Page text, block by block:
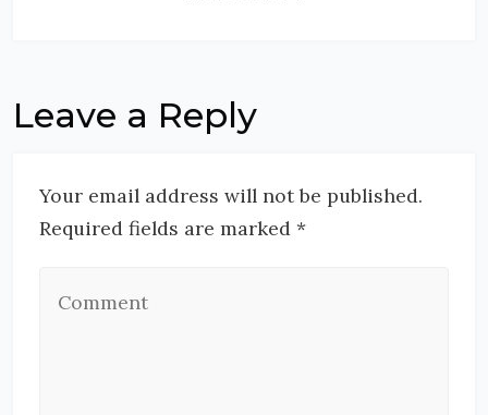
Leave a Reply
Your email address will not be published.
Required fields are marked *